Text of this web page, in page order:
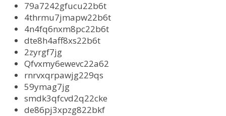
79a7242gfucu22b6t
4thrmu7jmapw22b6t
4n4fq6nxm8pc22b6t
dte8h4aff8xs22b6t
2zyrgf7jg
Qfvxmy6ewevc22a62
rnrvxqrpawjg229qs
59ymag7jg
smdk3qfcvd2q22cke
de86pj3xpzg822bkf